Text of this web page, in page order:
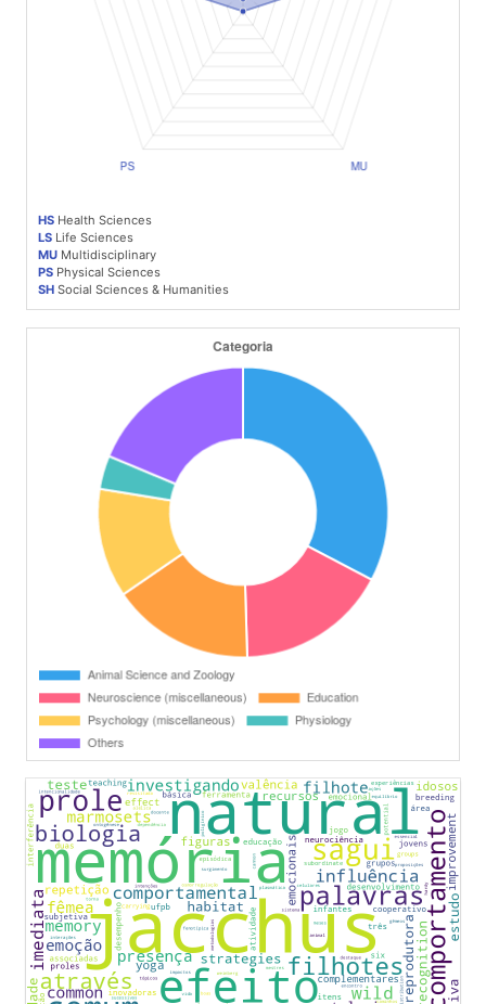
HS Health Sciences
LS Life Sciences
MU Multidisciplinary
PS Physical Sciences
SH Social Sciences & Humanities